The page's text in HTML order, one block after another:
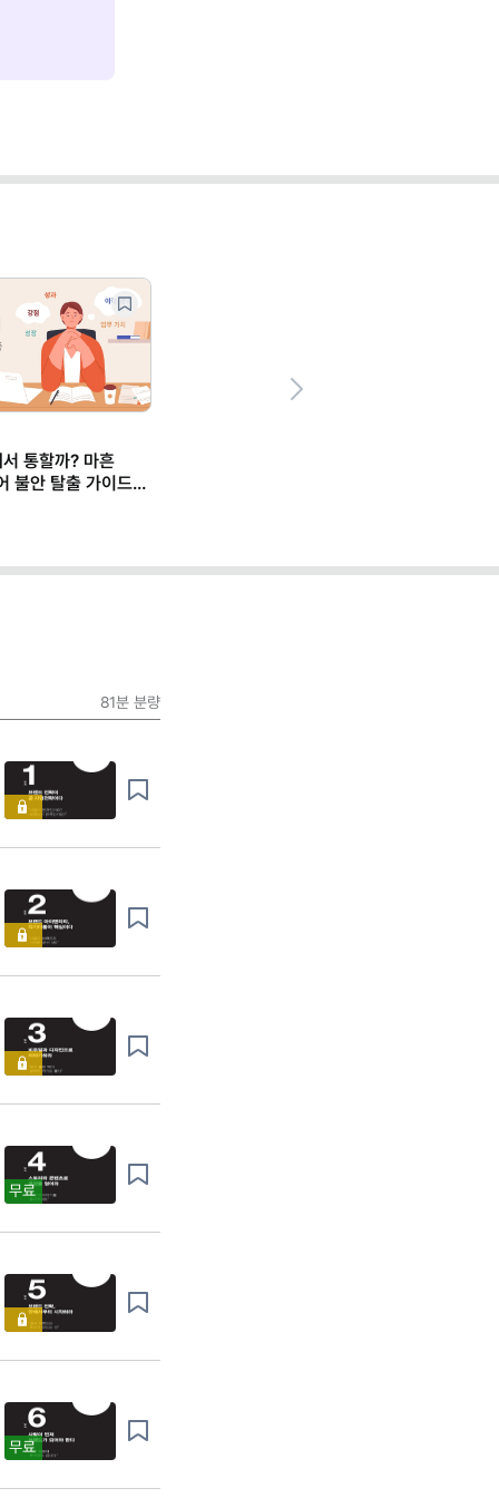
통할까? 마흔
불안 탈출 가이드
81분 분량
무료
무료